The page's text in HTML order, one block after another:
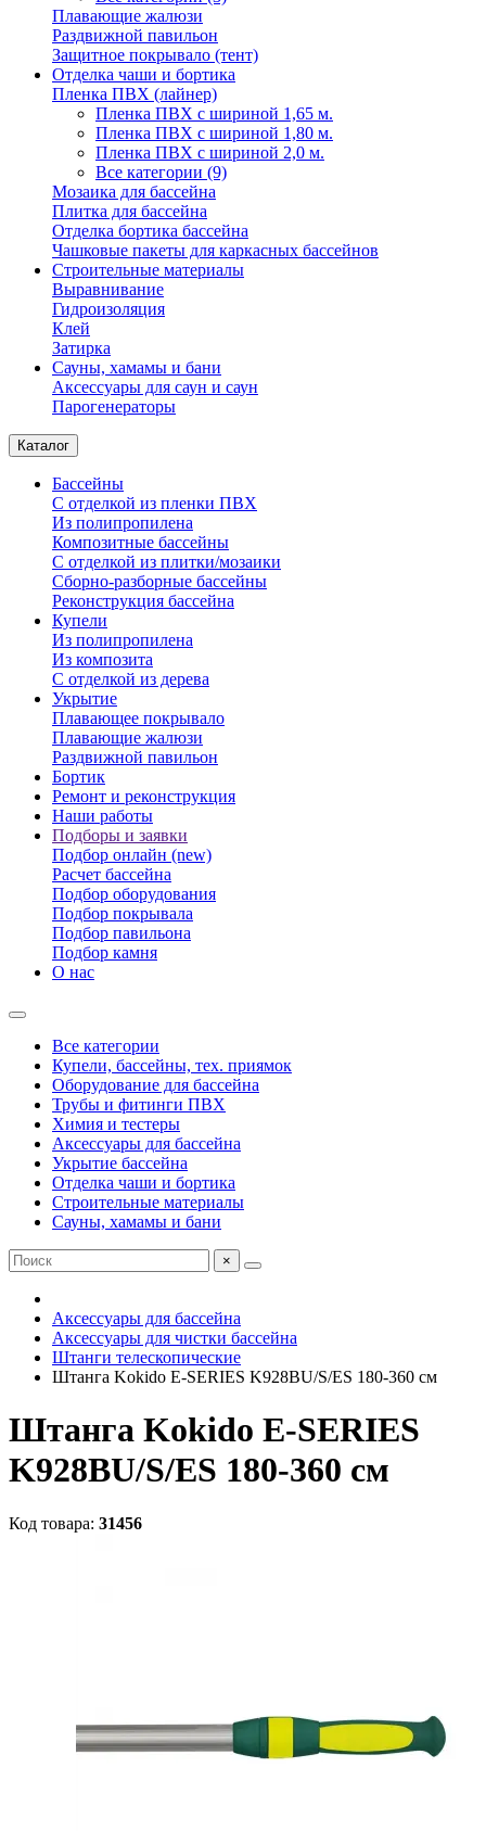
Плавающие жалюзи
Раздвижной павильон
Защитное покрывало (тент)
Отделка чаши и бортика
Пленка ПВХ (лайнер)
Пленка ПВХ с шириной 1,65 м.
Пленка ПВХ с шириной 1,80 м.
Пленка ПВХ с шириной 2,0 м.
Все категории (9)
Мозаика для бассейна
Плитка для бассейна
Отделка бортика бассейна
Чашковые пакеты для каркасных бассейнов
Строительные материалы
Выравнивание
Гидроизоляция
Клей
Затирка
Сауны, хамамы и бани
Аксессуары для саун и саун
Парогенераторы
Каталог
Бассейны
С отделкой из пленки ПВХ
Из полипропилена
Композитные бассейны
С отделкой из плитки/мозаики
Сборно-разборные бассейны
Реконструкция бассейна
Купели
Из полипропилена
Из композита
С отделкой из дерева
Укрытие
Плавающее покрывало
Плавающие жалюзи
Раздвижной павильон
Бортик
Ремонт и реконструкция
Наши работы
Подборы и заявки
Подбор онлайн (new)
Расчет бассейна
Подбор оборудования
Подбор покрывала
Подбор павильона
Подбор камня
О нас
Все категории
Купели, бассейны, тех. приямок
Оборудование для бассейна
Трубы и фитинги ПВХ
Химия и тестеры
Аксессуары для бассейна
Укрытие бассейна
Отделка чаши и бортика
Строительные материалы
Сауны, хамамы и бани
×
Аксессуары для бассейна
Аксессуары для чистки бассейна
Штанги телескопические
Штанга Kokido E-SERIES K928BU/S/ES 180-360 см
Штанга Kokido E-SERIES
K928BU/S/ES 180-360 см
Код товара: 31456